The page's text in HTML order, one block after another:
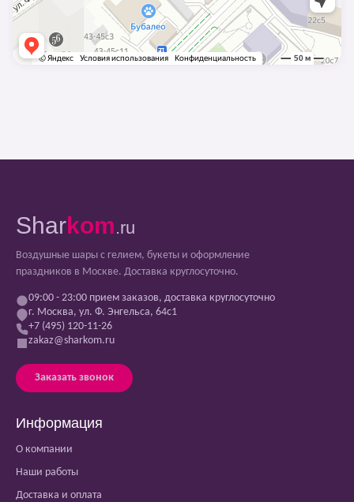
Sharkom.ru
Воздушные шары с гелием, букеты и оформление
праздников в Москве. Доставка круглосуточно.
09:00 - 23:00 прием заказов, доставка круглосуточно
г. Москва, ул. Ф. Энгельса, 64с1
+7 (495) 120-11-26
zakaz@sharkom.ru
Заказать звонок
Информация
О компании
Наши работы
Доставка и оплата